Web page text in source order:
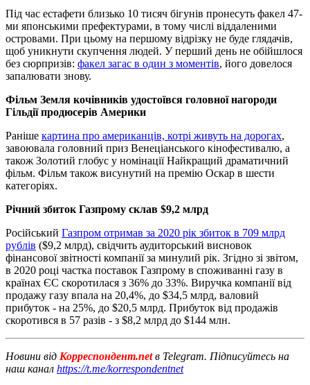
Під час естафети близько 10 тисяч бігунів пронесуть факел 47-
ми японськими префектурами, в тому числі віддаленими
островами. При цьому на першому відрізку не буде глядачів,
щоб уникнути скупчення людей. У перший день не обійшлося
без сюрпризів: факел загас в один з моментів, його довелося
запалювати знову.
Фільм Земля кочівників удостоївся головної нагороди
Гільдії продюсерів Америки
Раніше картина про американців, котрі живуть на дорогах,
завоювала головний приз Венеціанського кінофестивалю, а
також Золотий глобус у номінації Найкращий драматичний
фільм. Фільм також висунутий на премію Оскар в шести
категоріях.
Річний збиток Газпрому склав $9,2 млрд
Російський Газпром отримав за 2020 рік збиток в 709 млрд
рублів ($9,2 млрд), свідчить аудиторський висновок
фінансової звітності компанії за минулий рік. Згідно зі звітом,
в 2020 році частка поставок Газпрому в споживанні газу в
країнах ЄС скоротилася з 36% до 33%. Виручка компанії від
продажу газу впала на 20,4%, до $34,5 млрд, валовий
прибуток - на 25%, до $20,5 млрд. Прибуток від продажів
скоротився в 57 разів - з $8,2 млрд до $144 млн.
Новини від Корреспондент.netв Telegram. Підписуйтесь на
наш канал https://t.me/korrespondentnet